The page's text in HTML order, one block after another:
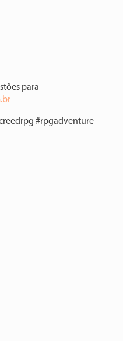
para
#rpgadventure